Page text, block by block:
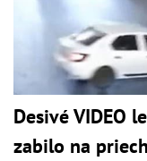
Desivé VIDEO
zabilo na